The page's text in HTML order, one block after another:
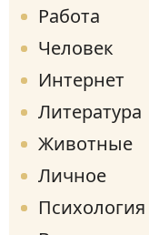
Работа
Человек
Интернет
Литература
Животные
Личное
Психология